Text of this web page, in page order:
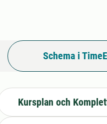
Schema i
Kursplan och